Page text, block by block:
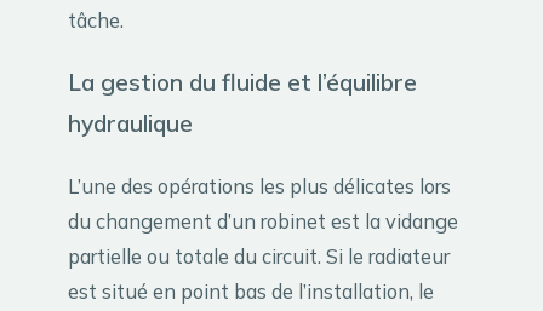
tâche.
La gestion du fluide et l’équilibre
hydraulique
L’une des opérations les plus délicates lors
du changement d’un robinet est la vidange
partielle ou totale du circuit. Si le radiateur
est situé en point bas de l’installation, le